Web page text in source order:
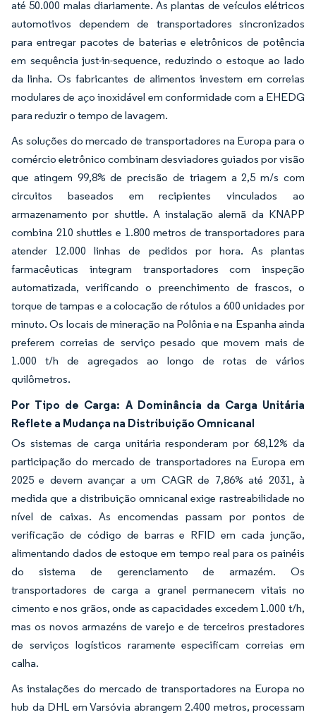
até 50.000 malas diariamente. As plantas de veículos elétricos
automotivos dependem de transportadores sincronizados
para entregar pacotes de baterias e eletrônicos de potência
em sequência just-in-sequence, reduzindo o estoque ao lado
da linha. Os fabricantes de alimentos investem em correias
modulares de aço inoxidável em conformidade com a EHEDG
para reduzir o tempo de lavagem.
As soluções do mercado de transportadores na Europa para o
comércio eletrônico combinam desviadores guiados por visão
que atingem 99,8% de precisão de triagem a 2,5 m/s com
circuitos baseados em recipientes vinculados ao
armazenamento por shuttle. A instalação alemã da KNAPP
combina 210 shuttles e 1.800 metros de transportadores para
atender 12.000 linhas de pedidos por hora. As plantas
farmacêuticas integram transportadores com inspeção
automatizada, verificando o preenchimento de frascos, o
torque de tampas e a colocação de rótulos a 600 unidades por
minuto. Os locais de mineração na Polônia e na Espanha ainda
preferem correias de serviço pesado que movem mais de
1.000 t/h de agregados ao longo de rotas de vários
quilômetros.
Por Tipo de Carga: A Dominância da Carga Unitária
Reflete a Mudança na Distribuição Omnicanal
Os sistemas de carga unitária responderam por 68,12% da
participação do mercado de transportadores na Europa em
2025 e devem avançar a um CAGR de 7,86% até 2031, à
medida que a distribuição omnicanal exige rastreabilidade no
nível de caixas. As encomendas passam por pontos de
verificação de código de barras e RFID em cada junção,
alimentando dados de estoque em tempo real para os painéis
do sistema de gerenciamento de armazém. Os
transportadores de carga a granel permanecem vitais no
cimento e nos grãos, onde as capacidades excedem 1.000 t/h,
mas os novos armazéns de varejo e de terceiros prestadores
de serviços logísticos raramente especificam correias em
calha.
As instalações do mercado de transportadores na Europa no
hub da DHL em Varsóvia abrangem 2.400 metros, processam